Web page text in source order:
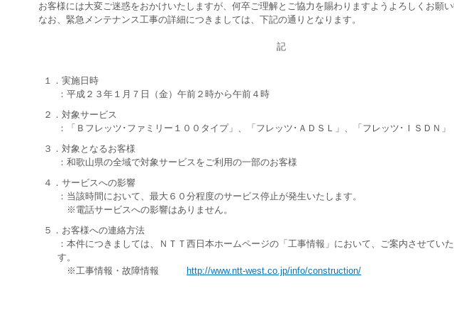
お客様には大変ご迷惑をおかけいたしますが、何卒ご理解とご協力を賜わりますようよろしくお願い
なお、緊急メンテナンス工事の詳細につきましては、下記の通りとなります。
記
１．実施日時
：平成２３年１月７日（金）午前２時から午前４時
２．対象サービス
：「Ｂフレッツ･ファミリー１００タイプ」、「フレッツ･ＡＤＳＬ」、「フレッツ･ＩＳＤＮ」
３．対象となるお客様
：和歌山県の全域で対象サービスをご利用の一部のお客様
４．サービスへの影響
：当該時間において、最大６０分程度のサービス停止が発生いたします。
※電話サービスへの影響はありません。
５．お客様への連絡方法
：本件につきましては、ＮＴＴ西日本ホームページの「工事情報」において、ご案内させてい
す。
※工事情報・故障情報
http://www.ntt-west.co.jp/info/construction/